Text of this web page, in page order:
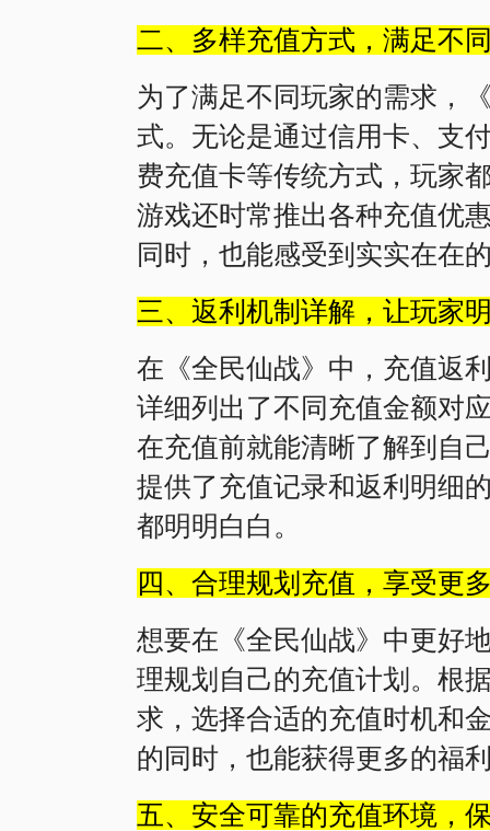
二、多样充值方式，满足不
为了满足不同玩家的需求，
式。无论是通过信用卡、支
费充值卡等传统方式，玩家
游戏还时常推出各种充值优
同时，也能感受到实实在在
三、返利机制详解，让玩家
在《全民仙战》中，充值返
详细列出了不同充值金额对
在充值前就能清晰了解到自
提供了充值记录和返利明细
都明明白白。
四、合理规划充值，享受更
想要在《全民仙战》中更好
理规划自己的充值计划。根
求，选择合适的充值时机和
的同时，也能获得更多的福
五、安全可靠的充值环境，